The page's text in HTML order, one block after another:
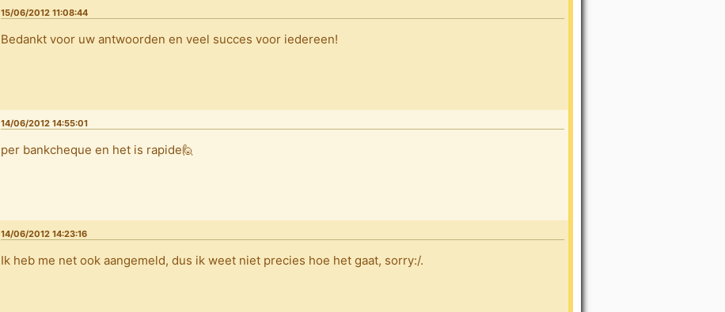
15/06/2012 11:08:44
Bedankt voor uw antwoorden en veel succes voor iedereen!
14/06/2012 14:55:01
per bankcheque en het is rapide🙋
14/06/2012 14:23:16
Ik heb me net ook aangemeld, dus ik weet niet precies hoe het gaat, sorry:/.